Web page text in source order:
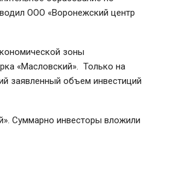
ООО «Воронежский центр
зоны
«Масловский». Только на
заявленный объем инвестиций
Суммарно инвесторы вложили